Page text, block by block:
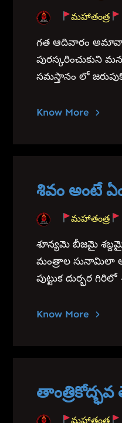
మహాతంత్ర
గత ఆదివారం
పురస్కరించుకుని
సమస్తానం లో
Know More
శివం అంటే
మహాతంత్ర
శూన్యమె బీజమై
మంత్రాల సునామిలా
పుట్టుక దుర్భర
Know More
తాంత్రికోద్భవ
మహాతంత్ర